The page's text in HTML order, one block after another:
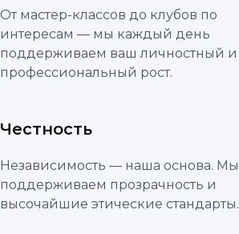
От мастер-классов до клубов по
интересам — мы каждый день
поддерживаем ваш личностный и
профессиональный рост.
Честность
Независимость — наша основа. Мы
поддерживаем прозрачность и
высочайшие этические стандарты.